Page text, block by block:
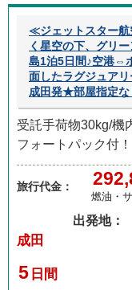
≪ジェットスター
く星空の下、グリ
島1泊5日間♪空港⇔
面したラグジュア
成田発★部屋指定
受託手荷物30kg/機
フォートパック付！
旅行代金：
燃油・
出発地：
成田
5 日間